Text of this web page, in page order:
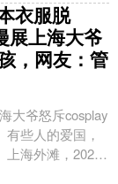
衣服脱
展上海大爷
，网友：管
大爷怒斥cosplay
些人的爱国，
上海外滩，2025
cospla....